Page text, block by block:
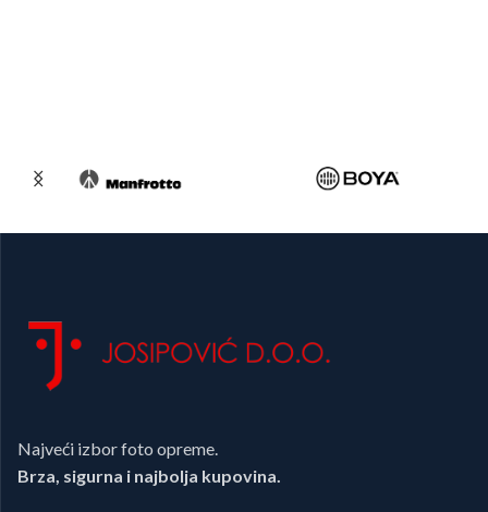
Najveći izbor foto opreme.
Brza, sigurna i najbolja kupovina.